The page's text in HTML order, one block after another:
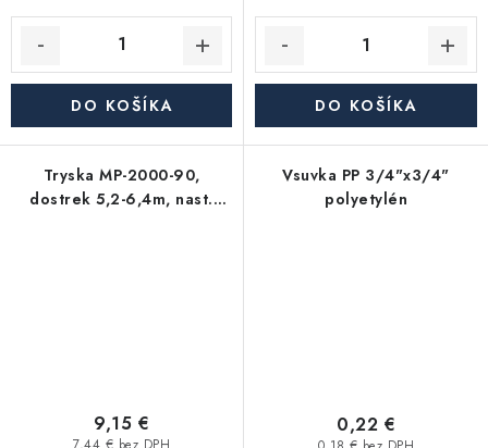
DO KOŠÍKA DO KOŠÍKA
Tryska MP-2000-90,
dostrek 5,2-6,4m, nast.
9,15 €
Vsuvka PP 3/4"x3/4"
polyetylén
0,22 €